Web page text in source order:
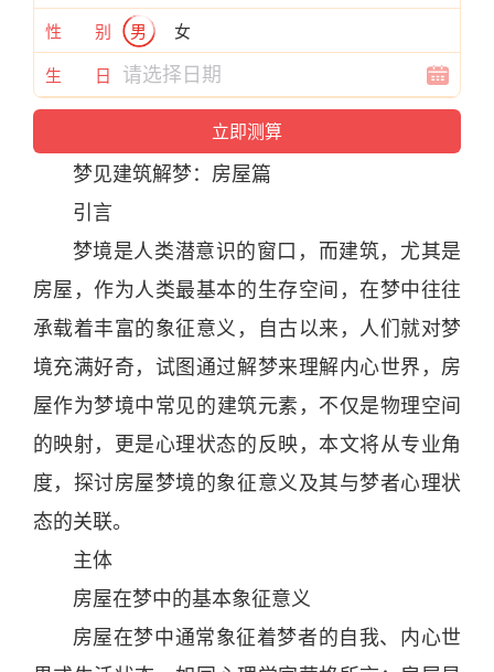
性 别
男
女
生 日
梦见建筑解梦：房屋篇
引言
梦境是人类潜意识的窗口，而建筑，尤其是
房屋，作为人类最基本的生存空间，在梦中往往
承载着丰富的象征意义，自古以来，人们就对梦
境充满好奇，试图通过解梦来理解内心世界，房
屋作为梦境中常见的建筑元素，不仅是物理空间
的映射，更是心理状态的反映，本文将从专业角
度，探讨房屋梦境的象征意义及其与梦者心理状
态的关联。
主体
房屋在梦中的基本象征意义
房屋在梦中通常象征着梦者的自我、内心世